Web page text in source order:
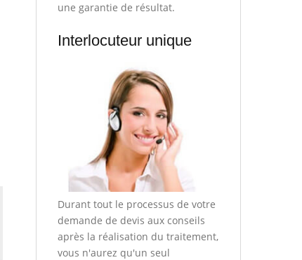
une garantie de résultat.
Interlocuteur unique
Durant tout le processus de votre
demande de devis aux conseils
après la réalisation du traitement,
vous n'aurez qu'un seul